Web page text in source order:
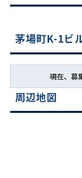
茅場町K-1ビ
現在、募
周辺地図